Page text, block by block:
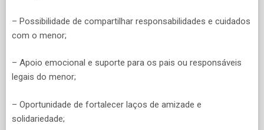
– Possibilidade de compartilhar responsabilidades e cuidados
com o menor;
– Apoio emocional e suporte para os pais ou responsáveis
legais do menor;
– Oportunidade de fortalecer laços de amizade e
solidariedade;